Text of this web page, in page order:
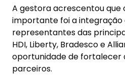
A gestora acrescentou
importante foi a integração
representantes das
HDI, Liberty, Bradesco e
oportunidade de fortalecer
parceiros.